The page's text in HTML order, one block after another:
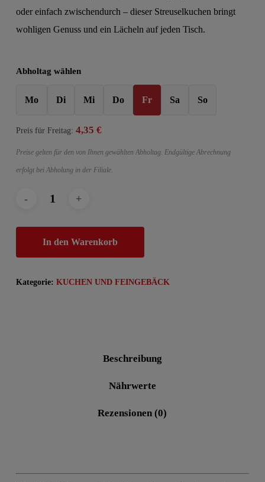
oder einfach zwischendurch – dieser Streuselkuchen bringt
wohligen Genuss und ein Lächeln auf jeden Tisch.
Abholtag wählen
Mo Di Mi Do Fr Sa So
Preis für Freitag: 4,35 €
Preise gelten für den von Ihnen gewählten Abholtag. Endgültige Abrechnung
erfolgt bei Abholung in der Filiale.
In den Warenkorb
Kategorie: KUCHEN UND FEINGEBÄCK
Beschreibung
Nährwerte
Rezensionen (0)